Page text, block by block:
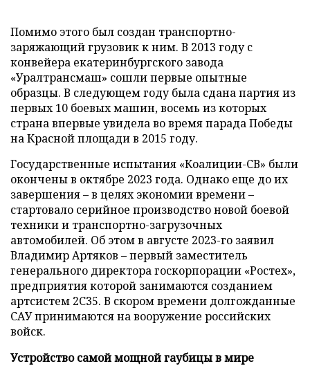
Помимо этого был создан транспортно-
заряжающий грузовик к ним. В 2013 году с
конвейера екатеринбургского завода
«Уралтрансмаш» сошли первые опытные
образцы. В следующем году была сдана партия из
первых 10 боевых машин, восемь из которых
страна впервые увидела во время парада Победы
на Красной площади в 2015 году.
Государственные испытания «Коалиции-СВ» были
окончены в октябре 2023 года. Однако еще до их
завершения – в целях экономии времени –
стартовало серийное производство новой боевой
техники и транспортно-загрузочных
автомобилей. Об этом в августе 2023-го заявил
Владимир Артяков – первый заместитель
генерального директора госкорпорации «Ростех»,
предприятия которой занимаются созданием
артсистем 2С35. В скором времени долгожданные
САУ принимаются на вооружение российских
войск.
Устройство самой мощной гаубицы в мире